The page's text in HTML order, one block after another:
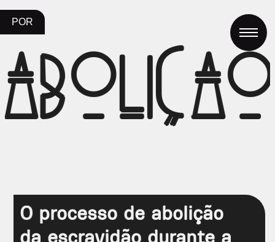
POR
O processo de abolição
da escravidão durante a